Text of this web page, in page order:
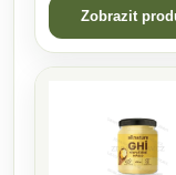
Zobrazit